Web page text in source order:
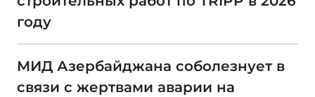
году
МИД Азербайджана соболезнует в
связи с жертвами аварии на